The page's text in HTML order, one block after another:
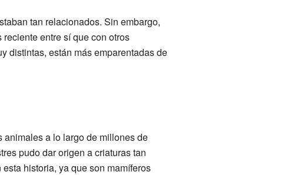
tan relacionados. Sin embargo,
entre sí que con otros
distintas, están más emparentadas de
a lo largo de millones de
pudo dar origen a criaturas tan
historia, ya que son mamíferos